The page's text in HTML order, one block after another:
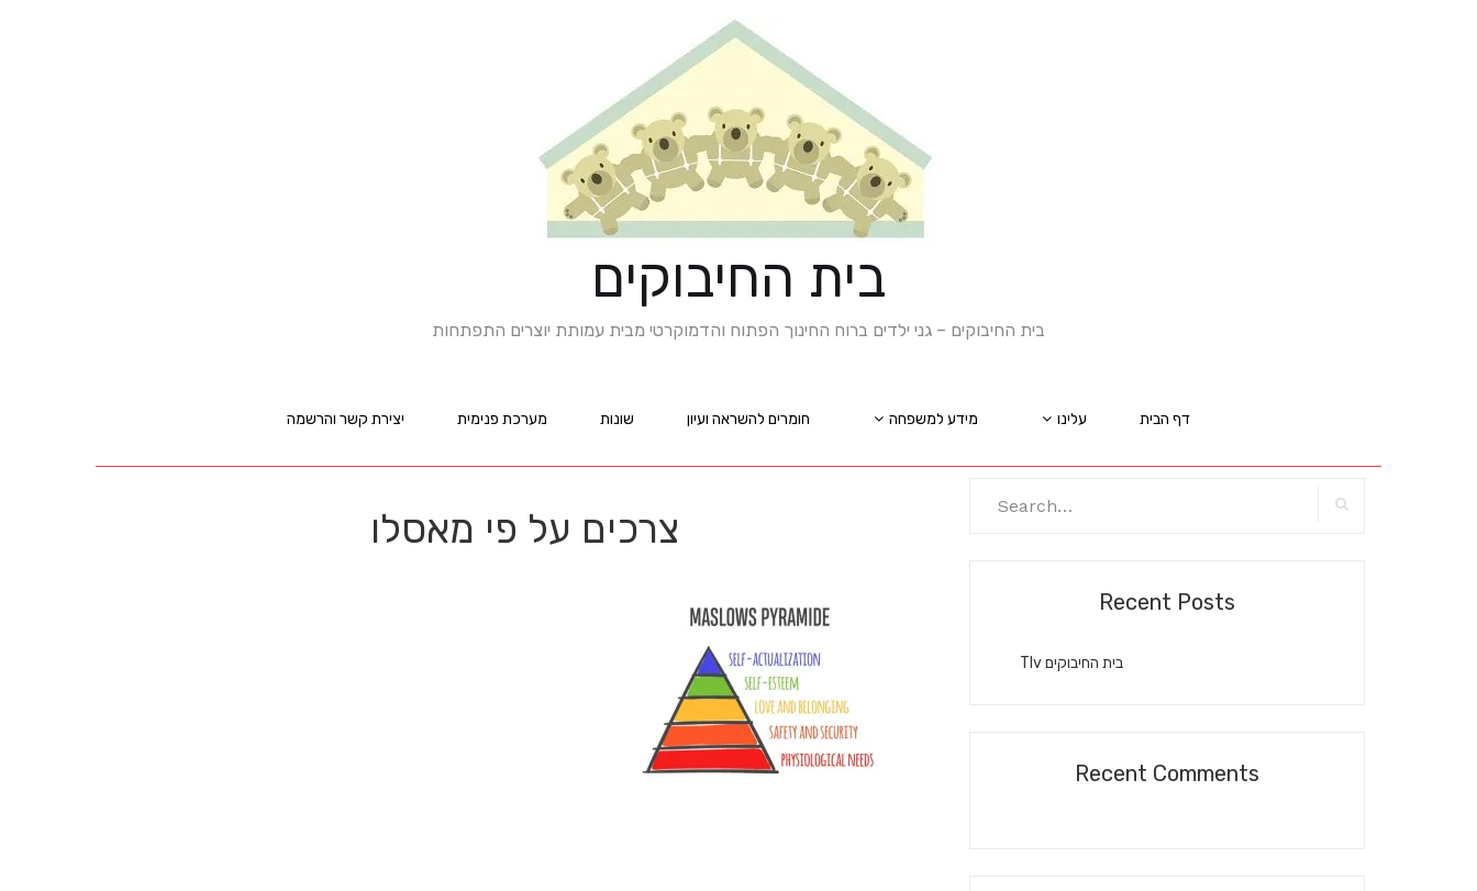
בית החיבוקים
בית החיבוקים – גני ילדים ברוח החינוך הפתוח והדמוקרטי מבית עמותת יוצרים התפתחות
יצירת קשר והרשמה מערכת פנימית שונות חומרים להשראה ועיון מידע למשפחה עלינו דף הבית
צרכים על פי מאסלו
Recent Posts
Tlv בית החיבוקים
Recent Comments